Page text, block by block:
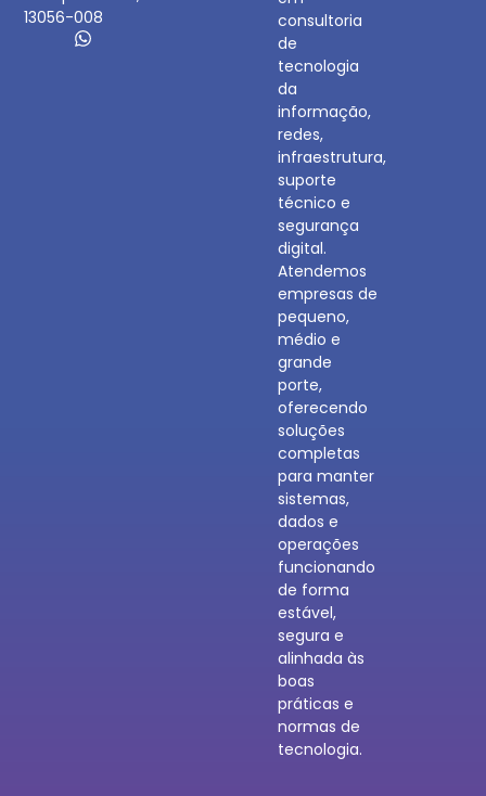
13056-008
consultoria
de
tecnologia
da
informação,
redes,
infraestrutura,
suporte
técnico e
segurança
digital.
Atendemos
empresas de
pequeno,
médio e
grande
porte,
oferecendo
soluções
completas
para manter
sistemas,
dados e
operações
funcionando
de forma
estável,
segura e
alinhada às
boas
práticas e
normas de
tecnologia.